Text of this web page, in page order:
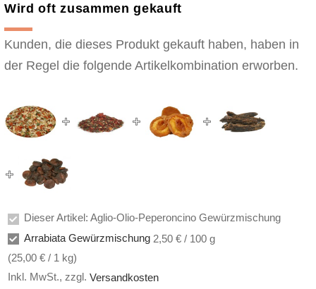
Wird oft zusammen gekauft
Kunden, die dieses Produkt gekauft haben, haben in
der Regel die folgende Artikelkombination erworben.
Dieser Artikel: Aglio-Olio-Peperoncino Gewürzmischung
Arrabiata Gewürzmischung 2,50 € / 100 g
(25,00 € / 1 kg)
Inkl. MwSt., zzgl. Versandkosten